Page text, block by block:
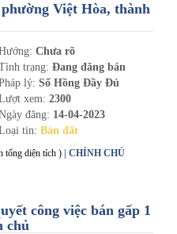
Việt Hòa, thành
Chưa rõ
trạng: Đang đăng bán
lý: Sổ Hồng Đầy Đủ
xem: 2300
đăng: 14-04-2023
tin: Bán đất
tổng diện tích ) | CHÍNH CHỦ
công việc bán gấp 1
chủ